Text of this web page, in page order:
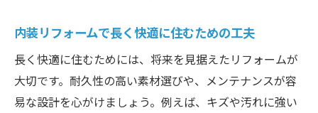
内装リフォームで長く快適に住むための工夫
長く快適に住むためには、将来を見据えたリフォームが
大切です。耐久性の高い素材選びや、メンテナンスが容
易な設計を心がけましょう。例えば、キズや汚れに強い